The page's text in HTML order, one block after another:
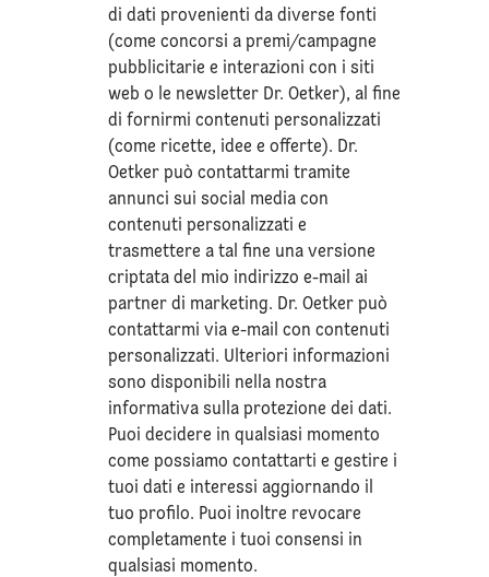
di dati provenienti da diverse fonti
(come concorsi a premi/campagne
pubblicitarie e interazioni con i siti
web o le newsletter Dr. Oetker), al fine
di fornirmi contenuti personalizzati
(come ricette, idee e offerte). Dr.
Oetker può contattarmi tramite
annunci sui social media con
contenuti personalizzati e
trasmettere a tal fine una versione
criptata del mio indirizzo e-mail ai
partner di marketing. Dr. Oetker può
contattarmi via e-mail con contenuti
personalizzati. Ulteriori informazioni
sono disponibili nella nostra
informativa sullaprotezione dei dati.
Puoi decidere in qualsiasi momento
come possiamo contattarti e gestire i
tuoi dati e interessi aggiornando il
tuo profilo. Puoi inoltre revocare
completamente i tuoi consensi in
qualsiasi momento.